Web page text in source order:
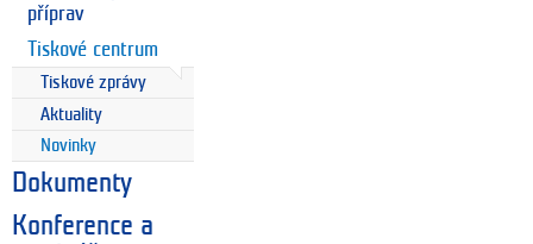
příprav
Tiskové centrum
Tiskové zprávy
Aktuality
Novinky
Dokumenty
Konference a